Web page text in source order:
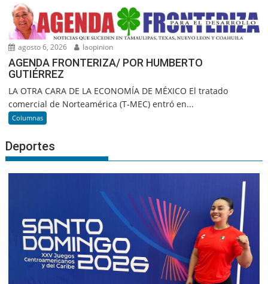
agosto 6, 2026 laopinion
AGENDA FRONTERIZA/ POR HUMBERTO
GUTIÉRREZ
LA OTRA CARA DE LA ECONOMÍA DE MÉXICO El tratado
comercial de Norteamérica (T-MEC) entró en...
Columnas
Deportes